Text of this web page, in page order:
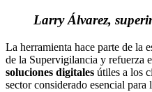
Larry Álvarez,
La herramienta hace parte de la
de la Supervigilancia y refuerza
soluciones digitales útiles a los
sector considerado esencial para